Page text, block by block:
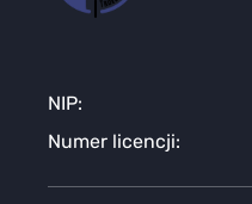
NIP:
Numer licencji: